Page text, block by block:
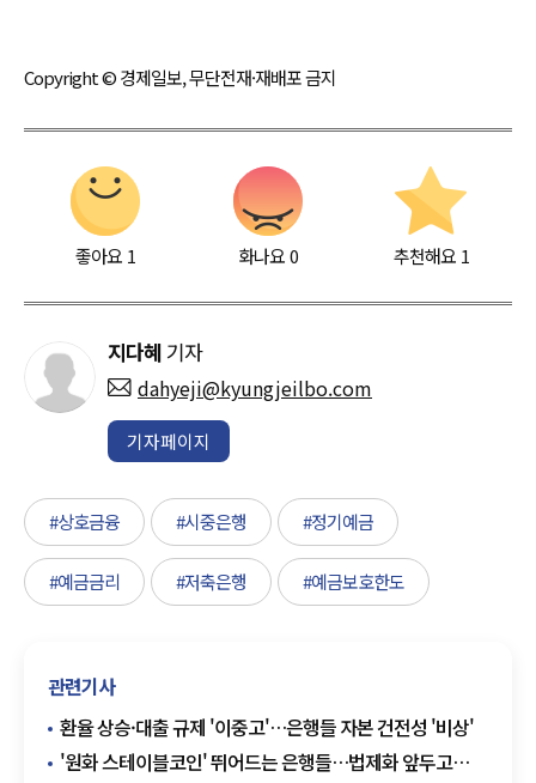
Copyright © 경제일보, 무단전재·재배포 금지
좋아요 1 화나요0 추천해요 1
지다혜 기자
dahyeji@kyungjeilbo.com
기자페이지
#상호금융 #시중은행 #정기예금
#예금금리 #저축은행 #예금보호한도
관련기사
환율 상승·대출 규제 '이중고'…은행들 자본 건전성 '비상'
'원화 스테이블코인' 뛰어드는 은행들…법제화 앞두고